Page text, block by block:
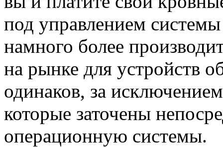
под управлением
намного более
на рынке для устройств
одинаков, за
которые заточены
операционную системы.